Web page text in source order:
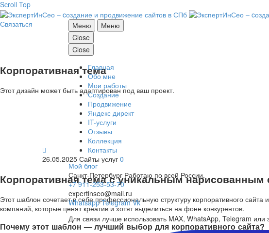
Scroll Top
Меню
Меню
Close
Close
Главная
Обо мне
Мои работы
Создание
Продвижение
Яндекс директ
IT-услуги
Отзывы
Коллекция
Контакты
Мой блог
Санкт-Петербург Работаю по всей России.
+7 911-253-53-70
expertinseo@mail.ru
Whatsapp Telegram Vk
Для связи лучше использовать MAX, WhatsApp, Telegram
Связаться
Корпоративная тема
Этот дизайн может быть адаптирован под ваш проект.

26.05.2025 Сайты услуг 0
Корпоративная тема с уникальным
Этот шаблон сочетает в себе профессиональную структуру корпоративного
компаний, которые ценят креатив и хотят выделиться на фоне конкурентов.
Почему этот шаблон — лучший выбор для корпоративного сайта?